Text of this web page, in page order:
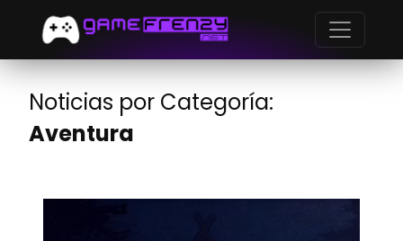
Noticias por Categoría:
Aventura